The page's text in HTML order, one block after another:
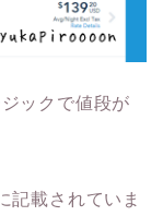
ックで値段が
記載されていま